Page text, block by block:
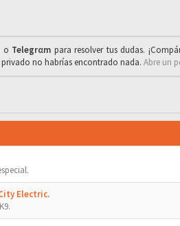
o Telegrαm para resolver tus dudas.
no habrías encontrado nada. Abre un
Electric.